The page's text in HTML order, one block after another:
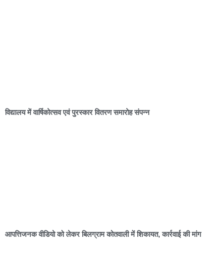
विद्यालय में वार्षिकोत्सव एवं पुरस्कार वितरण समारोह संपन्न
आपत्तिजनक वीडियो को लेकर बिलग्राम कोतवाली में शिकायत, कार्रवाई की मांग